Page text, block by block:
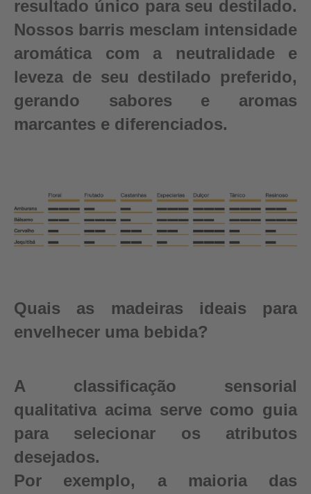
resultado único para seu destilado.
Nossos barris mesclam intensidade
aromática com a neutralidade e
leveza de seu destilado preferido,
gerando sabores e aromas
marcantes e diferenciados.
Quais as madeiras ideais para
envelhecer uma bebida?
A classificação sensorial
qualitativa acima serve como guia
para selecionar os atributos
desejados.
Por exemplo, a maioria das